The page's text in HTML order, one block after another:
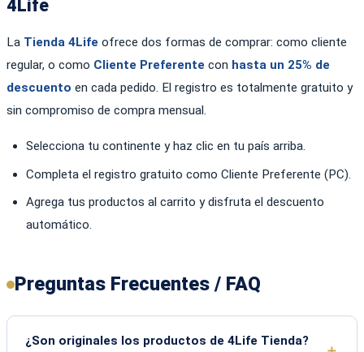
4Life
La Tienda 4Life ofrece dos formas de comprar: como cliente
regular, o como Cliente Preferente con hasta un 25% de
descuento en cada pedido. El registro es totalmente gratuito y
sin compromiso de compra mensual.
Selecciona tu continente y haz clic en tu país arriba.
Completa el registro gratuito como Cliente Preferente (PC).
Agrega tus productos al carrito y disfruta el descuento
automático.
Preguntas Frecuentes / FAQ
¿Son originales los productos de 4Life Tienda?